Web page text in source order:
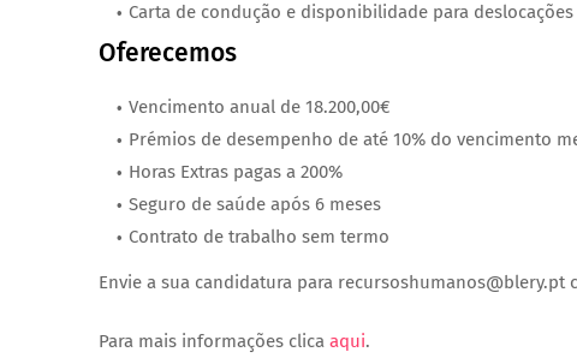
Carta de condução e disponibilidade para deslocações
Oferecemos
Vencimento anual de 18.200,00€
Prémios de desempenho de até 10% do vencimento
Horas Extras pagas a 200%
Seguro de saúde após 6 meses
Contrato de trabalho sem termo
Envie a sua candidatura para recursoshumanos@blery.pt
Para mais informações clica aqui.